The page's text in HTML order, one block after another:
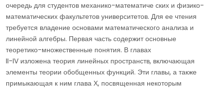
очередь для студентов механико-математиче ских и физико-
математических факультетов университетов. Для ее чтения
требуется владение основами математического анализа и
линейной алгебры. Первая часть содержит основные
теоретико-множественные понятия. В главах
II-IV изложена теория линейных пространств, включающая
элементы теории обобщенных функций. Эти главы, а также
примыкающая к ним глава Х, посвященная некоторым